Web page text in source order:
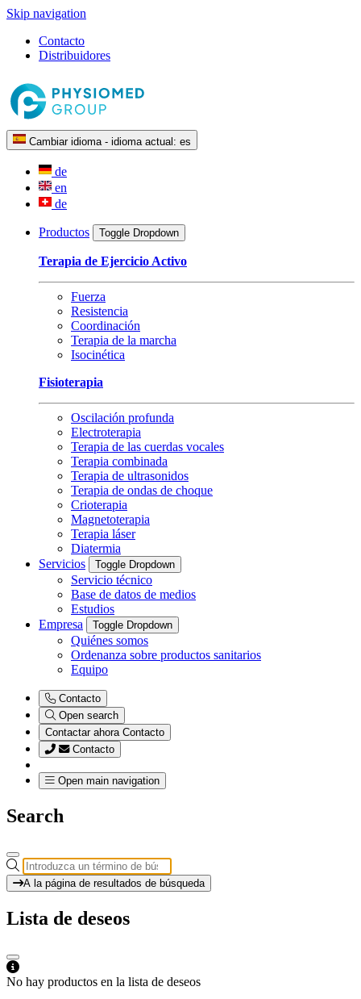
Skip navigation
Contacto
Distribuidores
Cambiar idioma - idioma actual: es
de
en
de
Productos Toggle Dropdown
Terapia de Ejercicio Activo
Fuerza
Resistencia
Coordinación
Terapia de la marcha
Isocinética
Fisioterapia
Oscilación profunda
Electroterapia
Terapia de las cuerdas vocales
Terapia combinada
Terapia de ultrasonidos
Terapia de ondas de choque
Crioterapia
Magnetoterapia
Terapia láser
Diatermia
Servicios
Toggle Dropdown
Servicio técnico
Base de datos de medios
Estudios
Empresa
Toggle Dropdown
Quiénes somos
Ordenanza sobre productos sanitarios
Equipo
Contacto
Open search
Contactar ahora Contacto
Contacto
Open main navigation
Search
A la página de resultados de búsqueda
Lista de deseos
No hay productos en la lista de deseos